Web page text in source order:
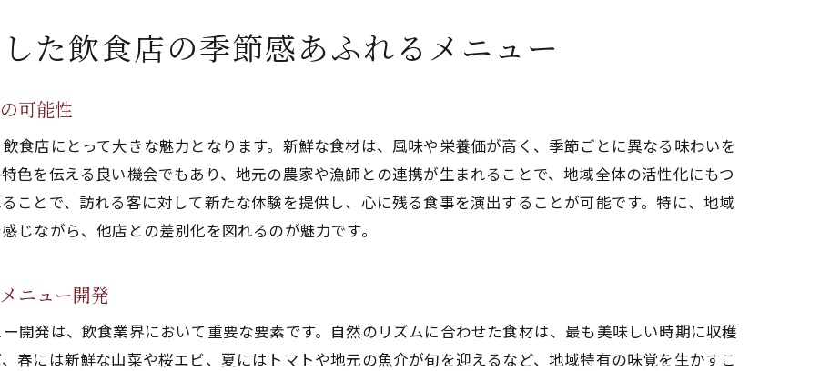
特別メニューで感じる地元の季節の息吹
飲食店の特別メニューで楽しむ旬の贅沢なひととき
特別メニューが叶える贅沢な季節のひととき
旬の食材がもたらす特別メニューの贅沢さ
飲食店の特別メニューで味わう至福の時間
贅沢なひとときを演出する特別メニュー
特別メニューで楽しむ贅沢な季節の贈り物
た飲食店の季節感あふれるメニュー
可能性
食店にとって大きな魅力となります。新鮮な食材は、風味や栄養価が高く、季節ごとに異なる味わいを
色を伝える良い機会でもあり、地元の農家や漁師との連携が生まれることで、地域全体の活性化にもつ
ことで、訪れる客に対して新たな体験を提供し、心に残る食事を演出することが可能です。特に、地域
じながら、他店との差別化を図れるのが魅力です。
ニュー開発
開発は、飲食業界において重要な要素です。自然のリズムに合わせた食材は、最も美味しい時期に収穫
春には新鮮な山菜や桜エビ、夏にはトマトや地元の魚介が旬を迎えるなど、地域特有の味覚を生かすこ